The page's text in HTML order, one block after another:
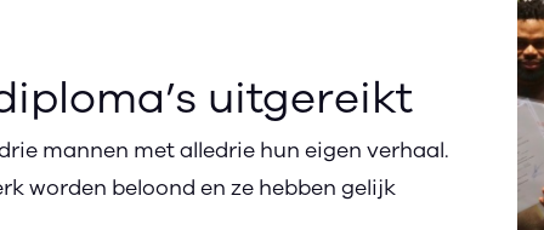
uitgereikt
mannen met alledrie hun eigen verhaal.
worden beloond en ze hebben gelijk